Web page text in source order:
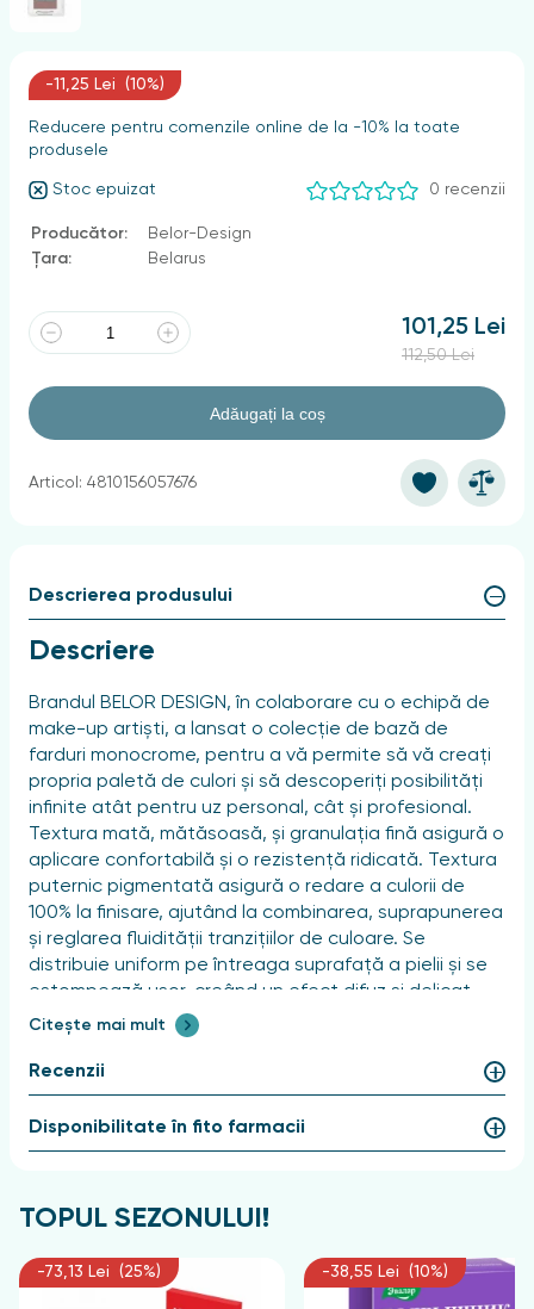
-11,25 Lei (10%)
Reducere pentru comenzile online de la -10% la toate
produsele
Stoc epuizat 0 recenzii
Producător:
Belor-Design
Țara:
Belarus
101,25 Lei
112,50 Lei
Adăugați la coș
Articol: 4810156057676
Descrierea produsului
Descriere
Brandul BELOR DESIGN, în colaborare cu o echipă de
make-up artiști, a lansat o colecție de bază de
farduri monocrome, pentru a vă permite să vă creați
propria paletă de culori și să descoperiți posibilități
infinite atât pentru uz personal, cât și profesional.
Textura mată, mătăsoasă, și granulația fină asigură o
aplicare confortabilă și o rezistență ridicată. Textura
puternic pigmentată asigură o redare a culorii de
100% la finisare, ajutând la combinarea, suprapunerea
și reglarea fluidității tranzițiilor de culoare. Se
distribuie uniform pe întreaga suprafață a pielii și se
estompează ușor, creând un efect difuz și delicat.
Textura ultra-ușoară a fardurilor monocrome conferă
nuanțe de bază calde și reci, precum și nuanțe de
accent, care va completa look-ul tău de zi cu zi sau
Cutiuța elegantă, de formă pătrată, cu vizualizare a
Recomandare: pentru pleoapele grase și căzute, se
Citește mai mult
Recenzii
Disponibilitate în fito farmacii
TOPUL SEZONULUI!
-73,13 Lei (25%) -38,55 Lei (10%)